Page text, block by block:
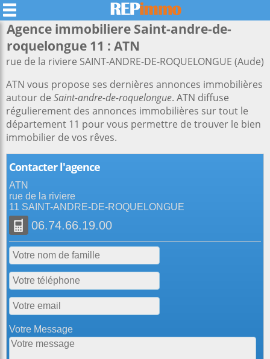
Agence immobiliere Saint-andre-de-
roquelongue 11 : ATN
rue de la riviere SAINT-ANDRE-DE-ROQUELONGUE (Aude)
ATN vous propose ses dernières annonces immobilières
autour de Saint-andre-de-roquelongue. ATN diffuse
régulierement des annonces immobilières sur tout le
département 11 pour vous permettre de trouver le bien
immobilier de vos rêves.
Contacter l'agence
ATN
rue de la riviere
11 SAINT-ANDRE-DE-ROQUELONGUE
06.74.66.19.00
Votre Message